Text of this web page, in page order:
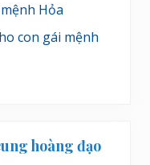
Hỏa
con gái mệnh
hoàng đạo